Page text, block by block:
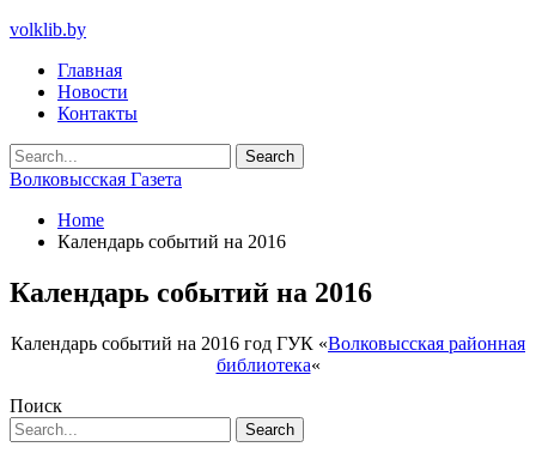
volklib.by
Главная
Новости
Контакты
Волковысская Газета
Home
Календарь событий на 2016
Календарь событий на 2016
Календарь событий на 2016 год ГУК «Волковысская районная
библиотека«
Поиск